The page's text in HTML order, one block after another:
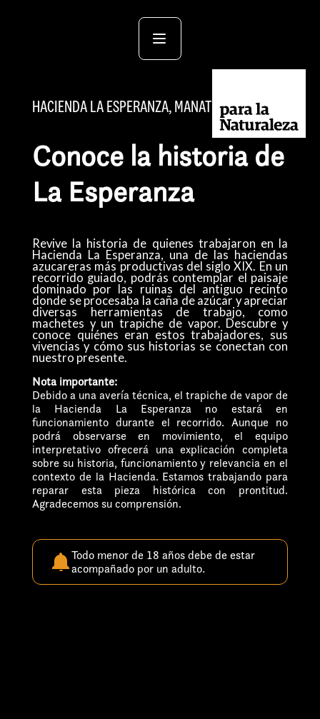
HACIENDA LA ESPERANZA, MANATÍ
Conoce la historia de
La Esperanza
Revive la historia de quienes trabajaron en la
Hacienda La Esperanza, una de las haciendas
azucareras más productivas del siglo XIX. En un
recorrido guiado, podrás contemplar el paisaje
dominado por las ruinas del antiguo recinto
donde se procesaba la caña de azúcar y apreciar
diversas herramientas de trabajo, como
machetes y un trapiche de vapor. Descubre y
conoce quiénes eran estos trabajadores, sus
vivencias y cómo sus historias se conectan con
nuestro presente.
Nota importante:
Debido a una avería técnica, el trapiche de vapor de
la Hacienda La Esperanza no estará en
funcionamiento durante el recorrido. Aunque no
podrá observarse en movimiento, el equipo
interpretativo ofrecerá una explicación completa
sobre su historia, funcionamiento y relevancia en el
contexto de la Hacienda. Estamos trabajando para
reparar esta pieza histórica con prontitud.
Agradecemos su comprensión.
Todo menor de 18 años debe de estar
acompañado por un adulto.